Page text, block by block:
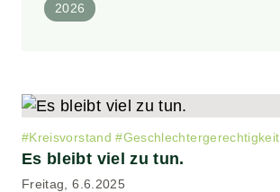
2026
#Kreisvorstand #Geschlechtergerechtigkeit
Es bleibt viel zu tun.
Freitag, 6.6.2025